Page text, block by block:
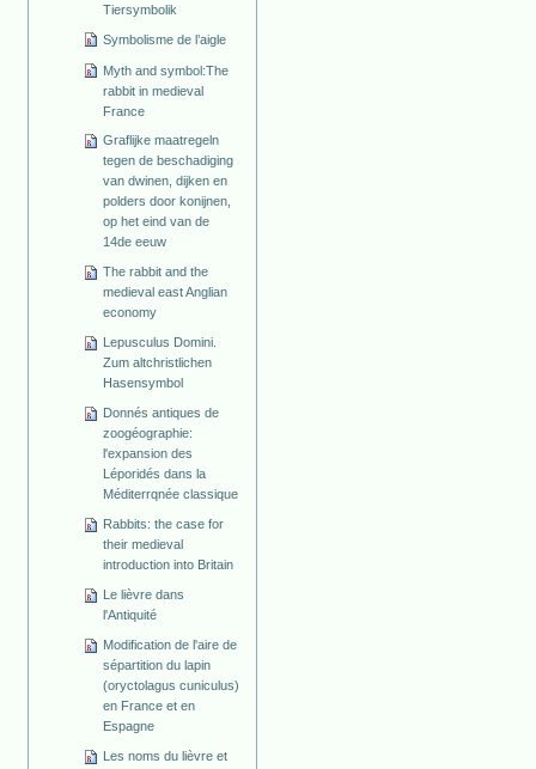
Tiersymbolik
Symbolisme de l’aigle
Myth and symbol:The
rabbit in medieval
France
Graflijke maatregeln
tegen de beschadiging
van dwinen, dijken en
polders door konijnen,
op het eind van de
14de eeuw
The rabbit and the
medieval east Anglian
economy
Lepusculus Domini.
Zum altchristlichen
Hasensymbol
Donnés antiques de
zoogéographie:
l'expansion des
Léporidés dans la
Méditerrqnée classique
Rabbits: the case for
their medieval
introduction into Britain
Le lièvre dans
l'Antiquité
Modification de l'aire de
sépartition du lapin
(oryctolagus cuniculus)
en France et en
Espagne
Les noms du lièvre et